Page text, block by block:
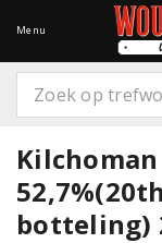
Menu
Kilchoman
botteling)